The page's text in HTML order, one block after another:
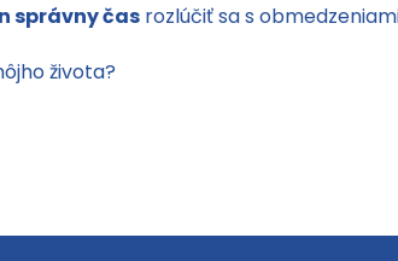
správny čas rozlúčiť sa s
života?